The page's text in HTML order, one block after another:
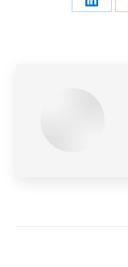
Share